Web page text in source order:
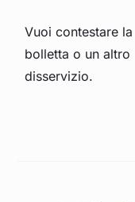
Vuoi contestare la
bolletta o un altro
disservizio.